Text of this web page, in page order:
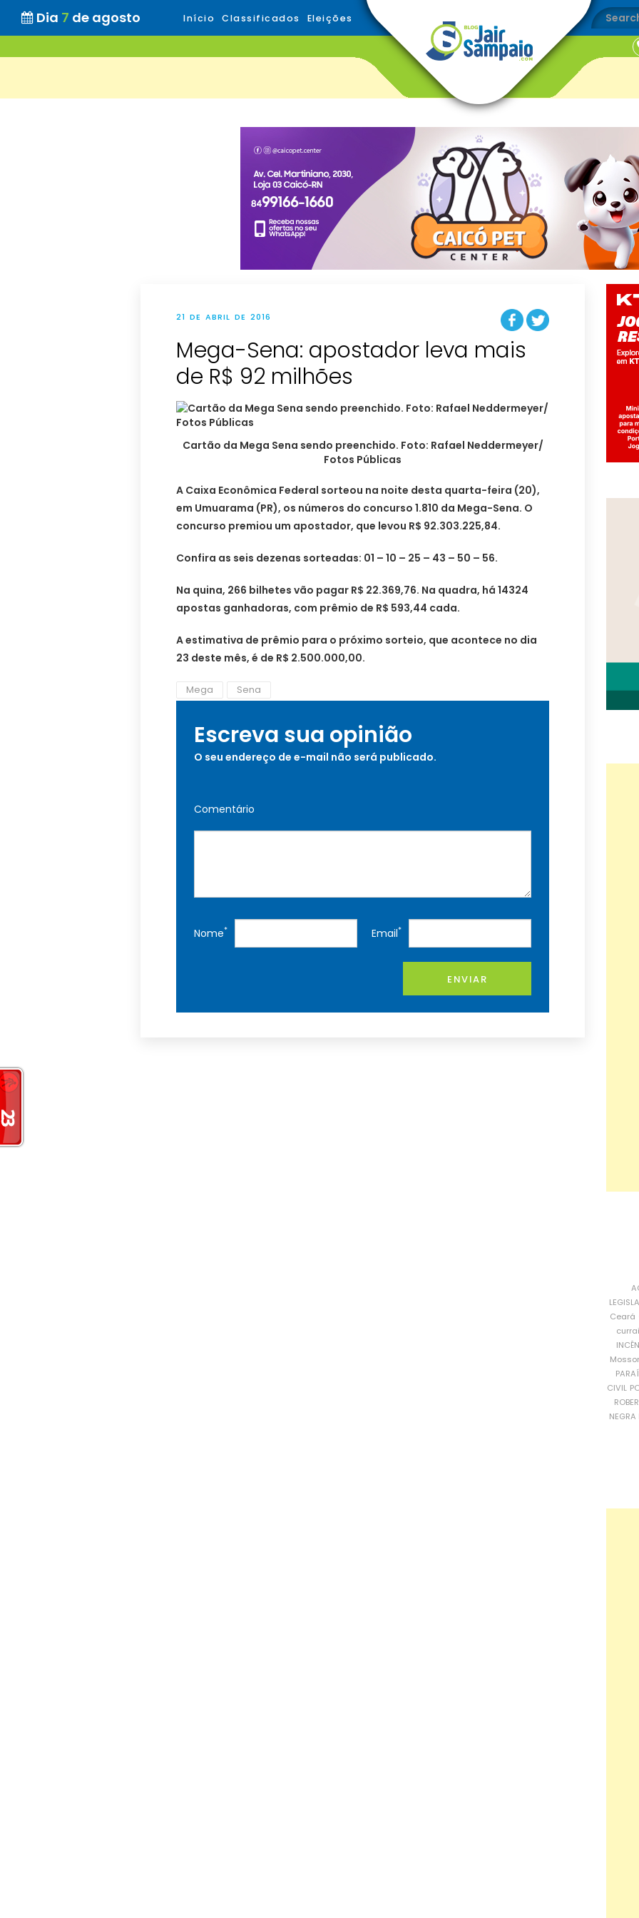
Dia 7 de agosto Início Classificados Eleições
21 DE ABRIL DE 2016
Mega-Sena: apostador leva mais
de R$ 92 milhões
Cartão da Mega Sena sendo preenchido. Foto: Rafael Neddermeyer/
Fotos Públicas
A Caixa Econômica Federal sorteou na noite desta quarta-feira (20),
em Umuarama (PR), os números do concurso 1.810 da Mega-Sena. O
concurso premiou um apostador, que levou R$ 92.303.225,84.
Confira as seis dezenas sorteadas: 01 – 10 – 25 – 43 – 50 – 56.
Na quina, 266 bilhetes vão pagar R$ 22.369,76. Na quadra, há 14324
apostas ganhadoras, com prêmio de R$ 593,44 cada.
A estimativa de prêmio para o próximo sorteio, que acontece no dia
23 deste mês, é de R$ 2.500.000,00.
Mega Sena
Escreva sua opinião
O seu endereço de e-mail não será publicado.
Comentário
Nome* Email*
ENVIAR
Ceará
CIVIL
NEGRA